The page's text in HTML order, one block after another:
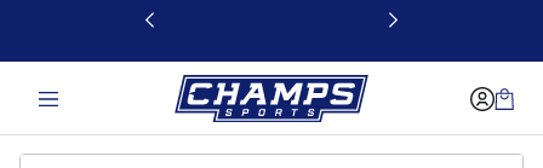
Ce lien s’ouvrira dans une nouvelle fenêtre